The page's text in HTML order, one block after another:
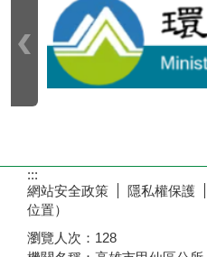
:::
網站安全政策
隱私權保護
位置）
瀏覽人次： 128